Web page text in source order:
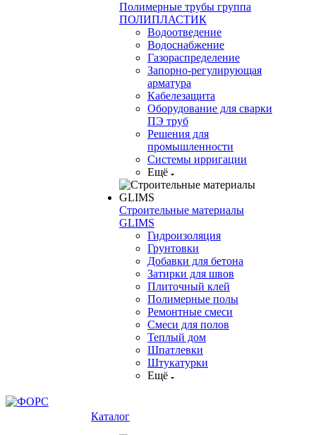
Полимерные трубы группа
ПОЛИПЛАСТИК
Водоотведение
Водоснабжение
Газораспределение
Запорно-регулирующая
арматура
Кабелезащита
Оборудование для сварки
ПЭ труб
Решения для
промышленности
Системы ирригации
Ещё
Строительные материалы
GLIMS
Гидроизоляция
Грунтовки
Добавки для бетона
Затирки для швов
Плиточный клей
Полимерные полы
Ремонтные смеси
Смеси для полов
Теплый дом
Шпатлевки
Штукатурки
Ещё
Каталог